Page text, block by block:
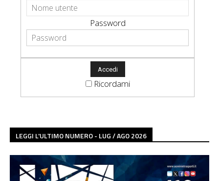
Password
Ricordami
LEGGI L'ULTIMO NUMERO - LUG / AGO 2026